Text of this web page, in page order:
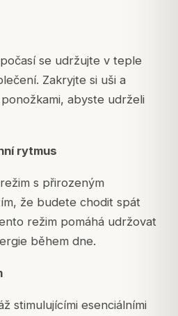
se udržujte v teple
Zakryjte si uši a
abyste udrželi
rytmus
s přirozeným
že budete chodit spát
režim pomáhá udržovat
během dne.
stimulujícími esenciálními